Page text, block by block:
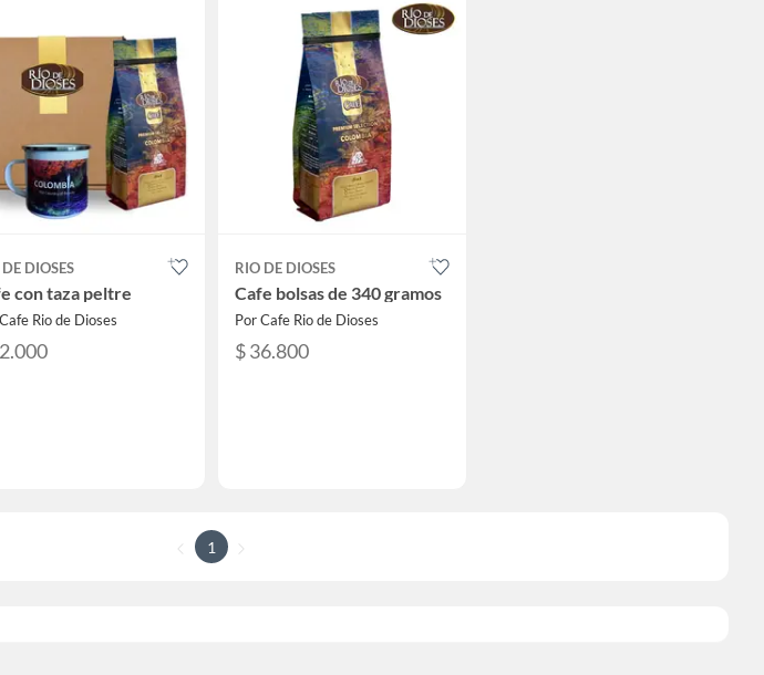
DIOSES
con taza peltre
Rio de Dioses
RIO DE DIOSES
Cafe bolsas de 340 gramos
Por Cafe Rio de Dioses
$ 36.800
1